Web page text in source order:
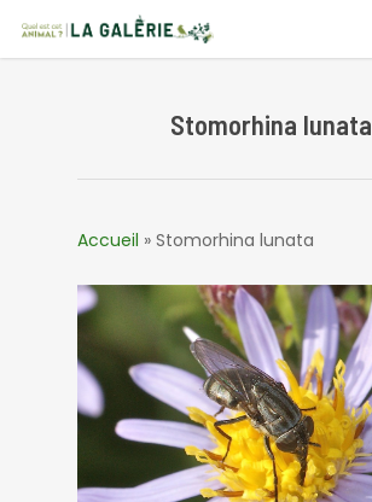
main
Stomorhina lunata
Accueil » Stomorhina lunata